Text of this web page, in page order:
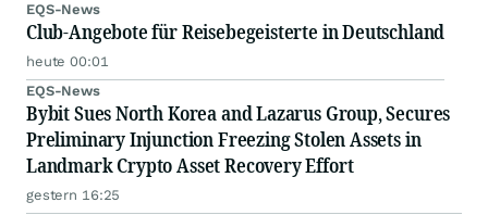
EQS-News
Club-Angebote für Reisebegeisterte in Deutschland
heute 00:01
EQS-News
Bybit Sues North Korea and Lazarus Group, Secures
Preliminary Injunction Freezing Stolen Assets in
Landmark Crypto Asset Recovery Effort
gestern 16:25